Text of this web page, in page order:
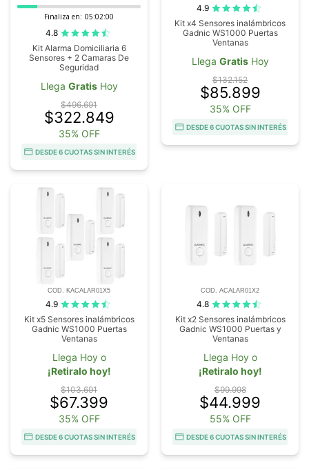
Finaliza en: 05:01:59
4.8
Kit Alarma Domiciliaria 6
Sensores + 2 Camaras De
Seguridad
Llega GratisHoy
$496.691
$322.849
35% OFF
DESDE 6 CUOTAS SIN INTERÉS
4.9
Kit x4 Sensores inalámbricos
Gadnic WS1000 Puertas
Ventanas
Llega GratisHoy
$132.152
$85.899
35% OFF
DESDE 6 CUOTAS SIN INTERÉS
COD. KACALAR01X5
4.9
Kit x5 Sensores inalámbricos
Gadnic WS1000 Puertas
Ventanas
Llega Hoy o
¡Retiralo hoy!
$103.691
$67.399
35% OFF
DESDE 6 CUOTAS SIN INTERÉS
COD. ACALAR01X2
4.8
Kit x2 Sensores inalámbricos
Gadnic WS1000 Puertas y
Ventanas
Llega Hoy o
¡Retiralo hoy!
$99.998
$44.999
55% OFF
DESDE 6 CUOTAS SIN INTERÉS